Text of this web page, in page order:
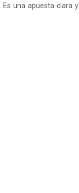
una apuesta clara y